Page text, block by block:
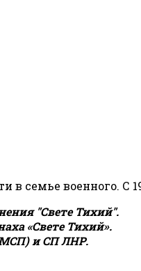
в семье военного. С
"Свете Тихий".
«Свете Тихий».
(МСП) и СП ЛНР.